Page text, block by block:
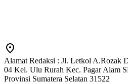
Alamat Redaksi : Jl. Letkol A.Rozak
04 Kel. Ulu Rurah Kec. Pagar Alam
Provinsi Sumatera Selatan 31522